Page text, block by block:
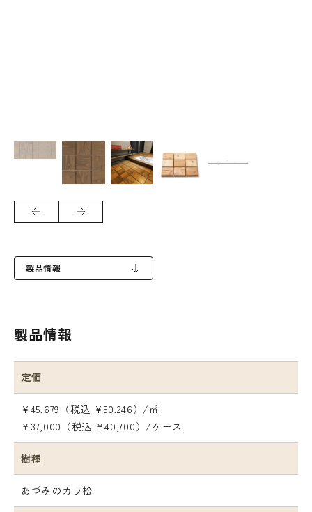
製品情報
製品情報
定価
¥45,679（税込 ¥50,246）/㎡
¥37,000（税込 ¥40,700）/ケース
樹種
あづみのカラ松